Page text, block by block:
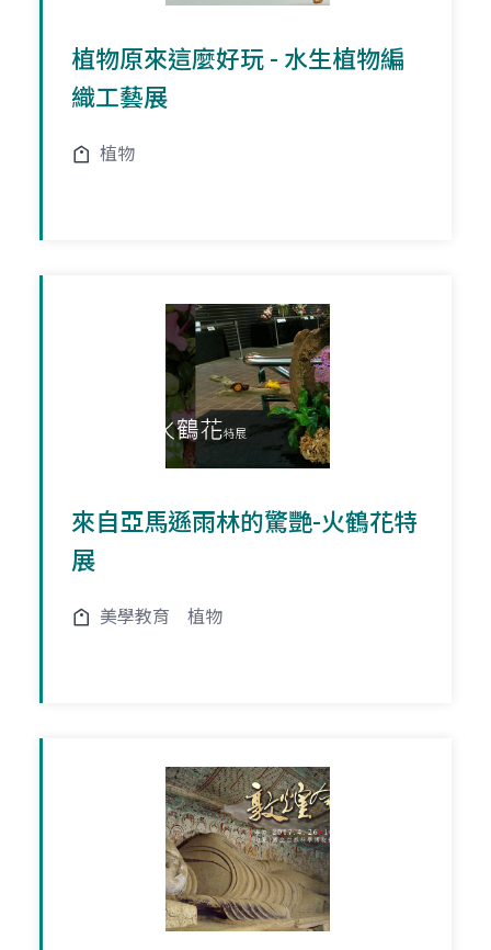
植物原來這麼好玩 - 水生植物編
織工藝展
植物
來自亞馬遜雨林的驚艷-火鶴花特
展
美學教育 植物